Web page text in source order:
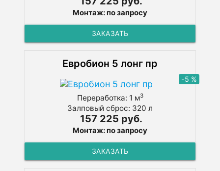
Монтаж: по запросу
ЗАКАЗАТЬ
Евробион 5 лонг пр
-5 %
Переработка: 1 м3
Залповый сброс: 320 л
157 225 руб.
Монтаж: по запросу
ЗАКАЗАТЬ